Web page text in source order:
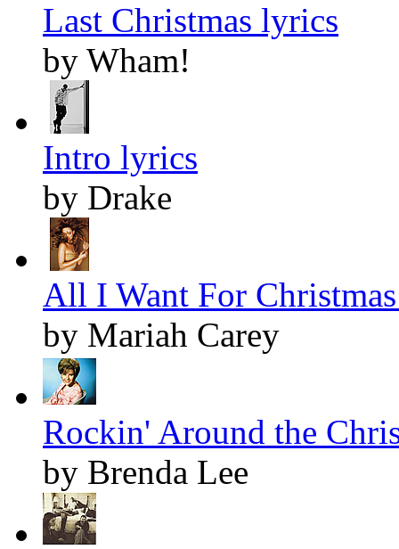
Last Christmas lyrics
by Wham!
Intro lyrics
by Drake
All I Want For
by Mariah Carey
Rockin' Around the
by Brenda Lee